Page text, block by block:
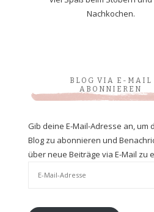
Nachkochen.
BLOG VIA E-MAIL
ABONNIEREN
Gib deine E-Mail-Adresse an, um
Blog zu abonnieren und
über neue Beiträge via E-Mail zu